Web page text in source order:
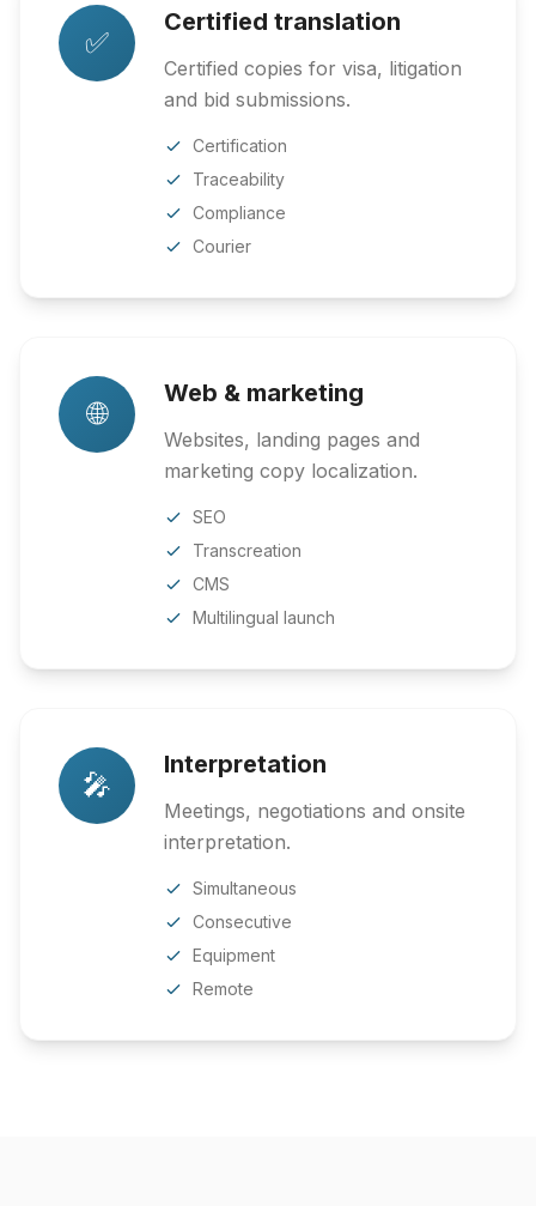
✅
Certified translation
Certified copies for visa, litigation
and bid submissions.
Certification
Traceability
Compliance
Courier
🌐
Web & marketing
Websites, landing pages and
marketing copy localization.
SEO
Transcreation
CMS
Multilingual launch
🎤
Interpretation
Meetings, negotiations and onsite
interpretation.
Simultaneous
Consecutive
Equipment
Remote